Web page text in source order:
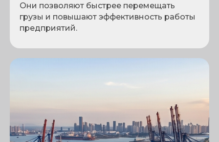
Они позволяют быстрее перемещать
грузы и повышают эффективность работы
предприятий.